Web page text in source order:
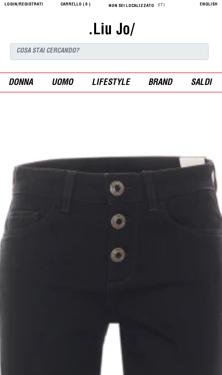
LOGIN/REGISTRATI CARRELLO ( 0 ) NON SEI LOCALIZZATO (IT) ENGLISH
.Liu Jo/
DONNA UOMO LIFESTYLE BRAND SALDI